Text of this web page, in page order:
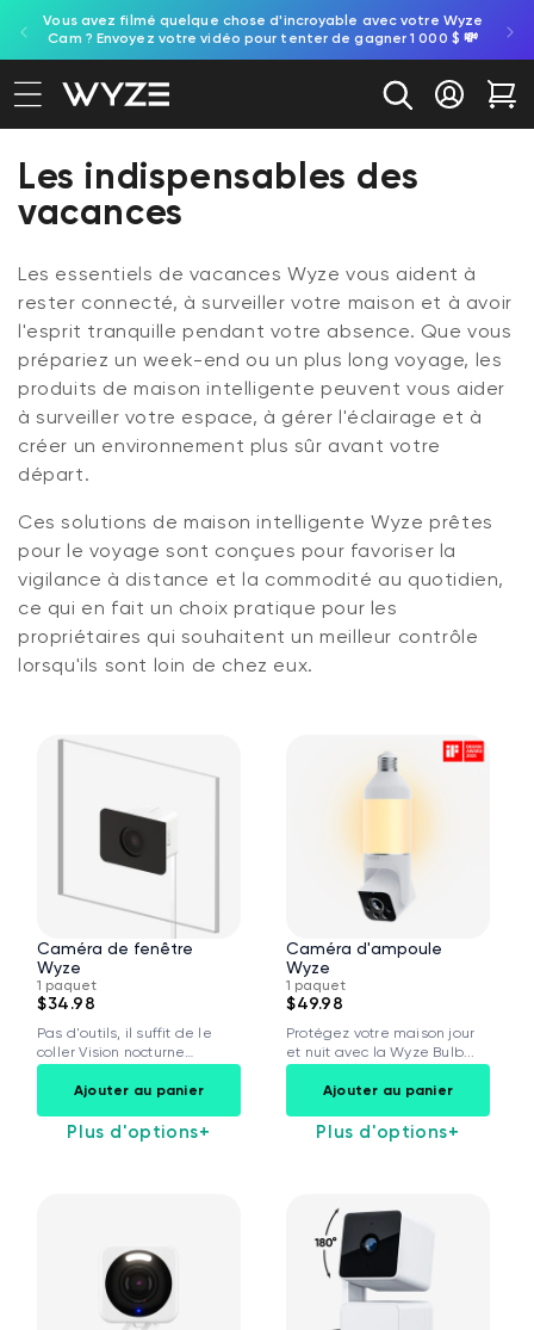
au contenu
d'accessibilité
Vous avez filmé quelque chose d'incroyable avec votre Wyze
Cam ? Envoyez votre vidéo pour tenter de gagner 1 000 $ 💸
Se
Collection :
Les indispensables des
vacances
Les essentiels de vacances Wyze vous aident à
rester connecté, à surveiller votre maison et à avoir
l'esprit tranquille pendant votre absence. Que vous
prépariez un week-end ou un plus long voyage, les
produits de maison intelligente peuvent vous aider
à surveiller votre espace, à gérer l'éclairage et à
créer un environnement plus sûr avant votre
départ.
Ces solutions de maison intelligente Wyze prêtes
pour le voyage sont conçues pour favoriser la
vigilance à distance et la commodité au quotidien,
ce qui en fait un choix pratique pour les
propriétaires qui souhaitent un meilleur contrôle
lorsqu'ils sont loin de chez eux.
Caméra de fenêtre
Wyze
1 paquet
$34.98
Pas d'outils, il suffit de le
coller Vision nocturne
couleur...
Ajouter au panier
Plus d'options+
Caméra d'ampoule
Wyze
1 paquet
$49.98
Protégez votre maison jour
et nuit avec la Wyze Bulb...
Ajouter au panier
Plus d'options+
Go
options
Accord
59,98 $US Prix ​​régulier
63,96 $US
Add to cart